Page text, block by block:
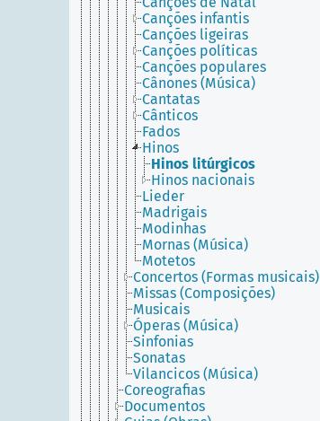
Canções infantis
Canções ligeiras
Canções políticas
Canções populares
Cânones (Música)
Cantatas
Cânticos
Fados
Hinos
Hinos litúrgicos
Hinos nacionais
Lieder
Madrigais
Modinhas
Mornas (Música)
Motetos
Concertos (Formas musicais)
Missas (Composições)
Musicais
Óperas (Música)
Sinfonias
Sonatas
Vilancicos (Música)
Coreografias
Documentos